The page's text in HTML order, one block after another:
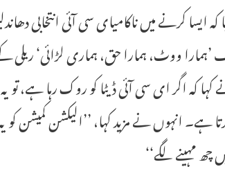
ایسا کرنے میں ناکامیای سی آئی انتخابی
’ہمارا ووٹ، ہمارا حق، ہماری لڑائی‘
کہ اگر ای سی آئی ڈیٹا کو روک رہا ہے،
ہے۔ انہوں نے مزید کہا، ’’الیکشن
چھ مہینے لگے‘‘